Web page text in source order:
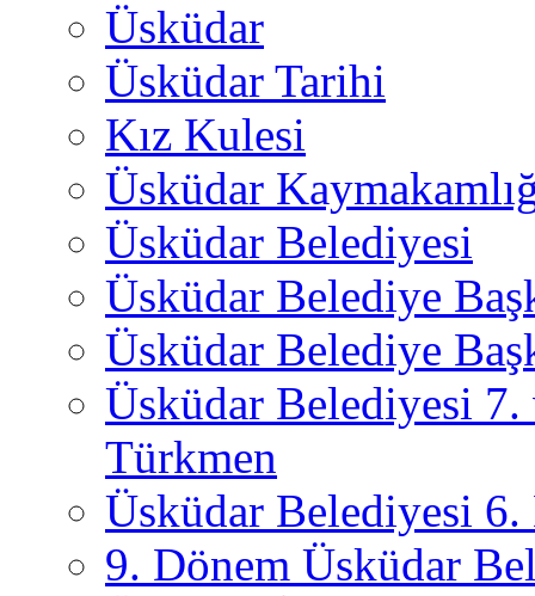
Üsküdar
Üsküdar Tarihi
Kız Kulesi
Üsküdar
Üsküdar Belediyesi
Üsküdar Belediye
Üsküdar Belediye
Üsküdar Belediyesi
Türkmen
Üsküdar Belediyesi 6.
9. Dönem Üsküdar